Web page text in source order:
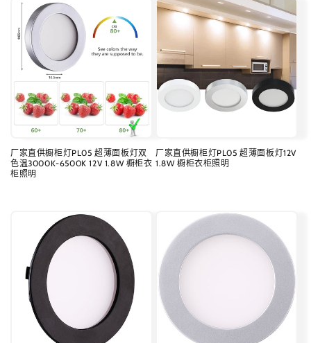
厂家直供橱柜灯PL05 超薄面板灯双
色温3000K-6500K 12V 1.8W 橱柜衣
柜照明
厂家直供橱柜灯PL05 超薄面板灯12V
1.8W 橱柜衣柜照明